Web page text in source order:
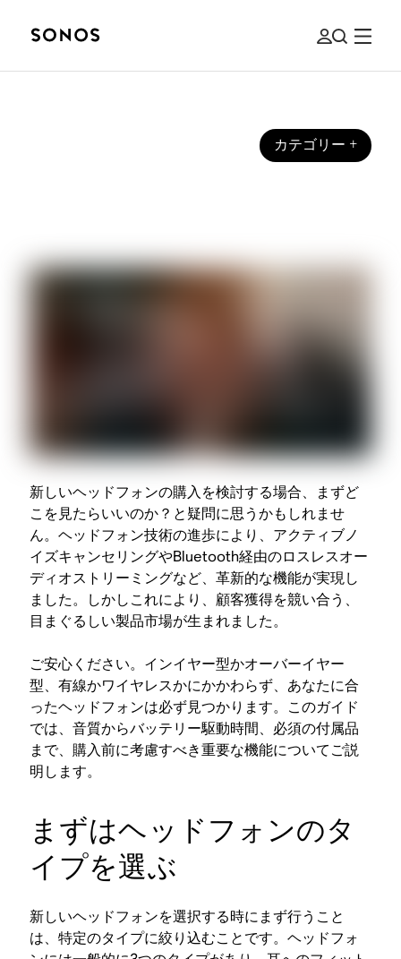
カテゴリー +
新しいヘッドフォンの購入を検討する場合、まずど
こを見たらいいのか？と疑問に思うかもしれませ
ん。ヘッドフォン技術の進歩により、アクティブノ
イズキャンセリングやBluetooth経由のロスレスオー
ディオストリーミングなど、革新的な機能が実現し
ました。しかしこれにより、顧客獲得を競い合う、
目まぐるしい製品市場が生まれました。
ご安心ください。インイヤー型かオーバーイヤー
型、有線かワイヤレスかにかかわらず、あなたに合
ったヘッドフォンは必ず見つかります。このガイド
では、音質からバッテリー駆動時間、必須の付属品
まで、購入前に考慮すべき重要な機能についてご説
明します。
まずはヘッドフォンのタ
イプを選ぶ
新しいヘッドフォンを選択する時にまず行うこと
は、特定のタイプに絞り込むことです。ヘッドフォ